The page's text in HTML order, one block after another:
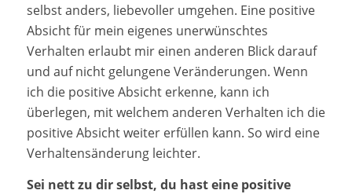
selbst anders, liebevoller umgehen. Eine positive
Absicht für mein eigenes unerwünschtes
Verhalten erlaubt mir einen anderen Blick darauf
und auf nicht gelungene Veränderungen. Wenn
ich die positive Absicht erkenne, kann ich
überlegen, mit welchem anderen Verhalten ich die
positive Absicht weiter erfüllen kann. So wird eine
Verhaltensänderung leichter.
Sei nett zu dir selbst, du hast eine positive